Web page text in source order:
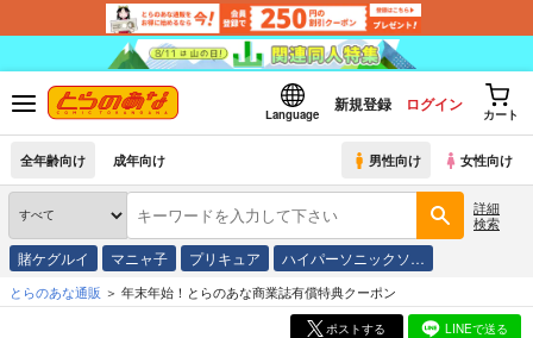
Language
新規登録 ログイン
カート
全年齢向け 成年向け 男性向け 女性向け
詳細
検索
賭ケグルイ マニャ子 プリキュア ハイパーソニックソ…
とらのあな通販 年末年始！とらのあな商業誌有償特典クーポン
ポストする LINEで送る